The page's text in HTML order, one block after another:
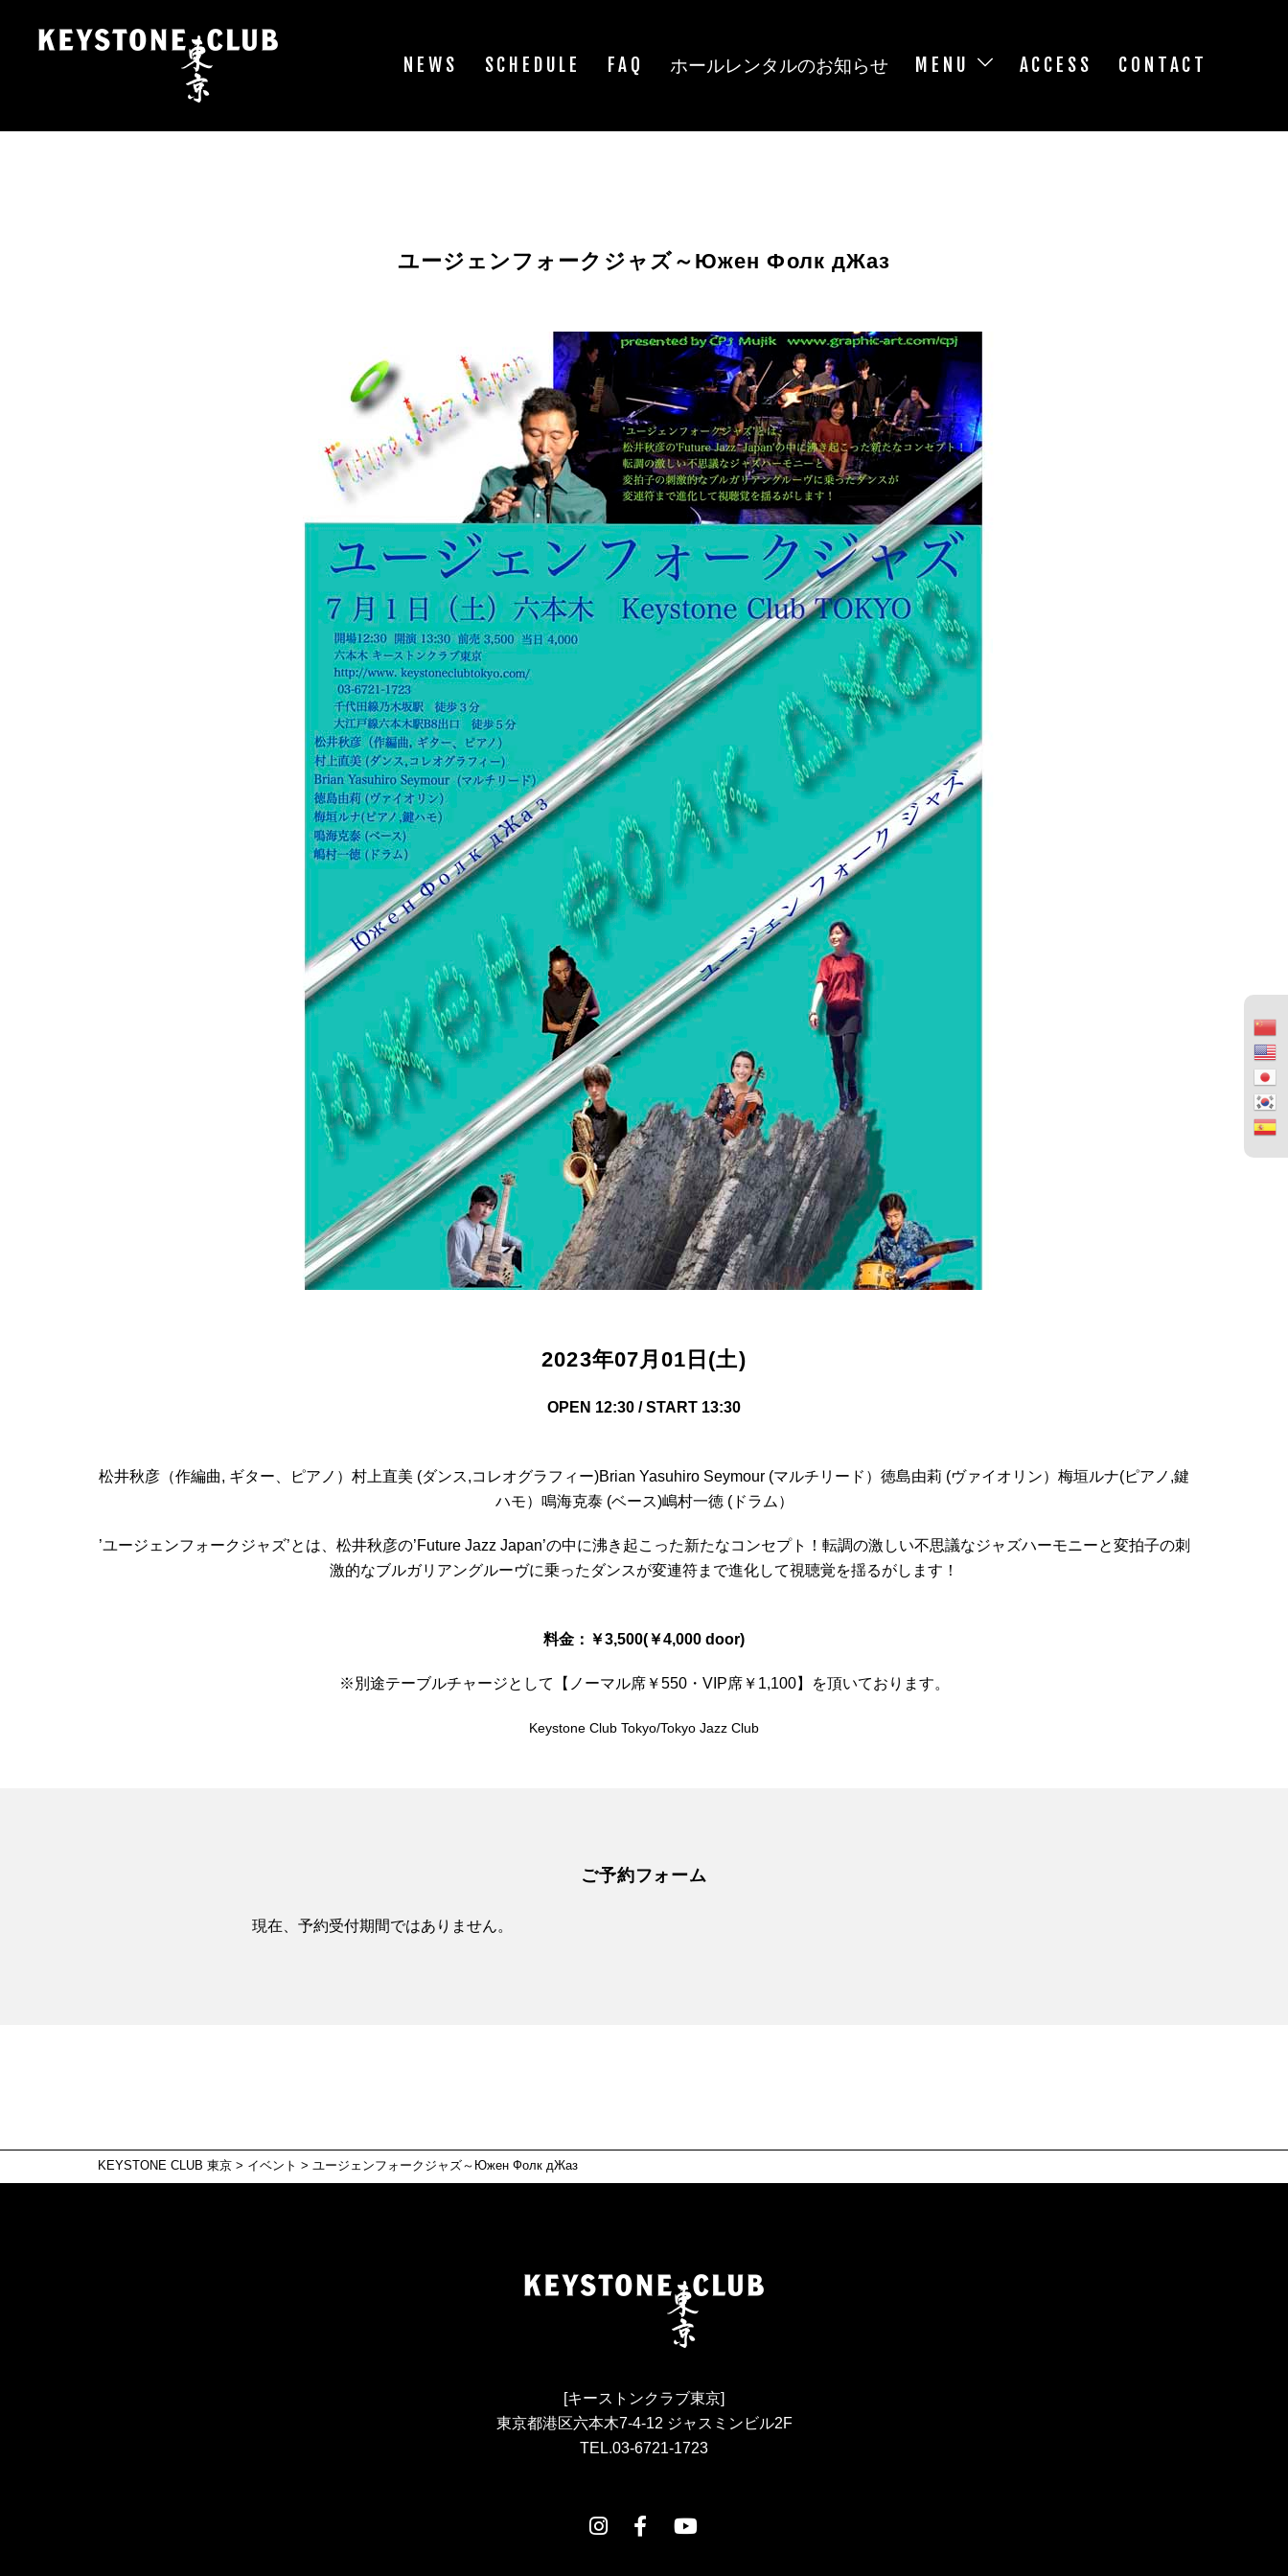
へ
NEWS SCHEDULE FAQ ホールレンタルのお知らせ MENU ACCESS CONTACT
ユージェンフォークジャズ～Южен Фолк дЖаз
2023年07月01日(土)
OPEN 12:30 / START 13:30
松井秋彦（作編曲, ギター、ピアノ）村上直美 (ダンス,コレオグラフィー)Brian Yasuhiro Seymour (マルチリード）徳島由莉 (ヴァイオリン）梅垣ルナ(ピアノ,鍵
ハモ）鳴海克泰 (ベース)嶋村一徳 (ドラム）
’ユージェンフォークジャズ’とは、松井秋彦の’Future Jazz Japan’の中に沸き起こった新たなコンセプト！転調の激しい不思議なジャズハーモニーと変拍子の刺
激的なブルガリアングルーヴに乗ったダンスが変連符まで進化して視聴覚を揺るがします！
料金：￥3,500(￥4,000 door)
※別途テーブルチャージとして【ノーマル席￥550・VIP席￥1,100】を頂いております。
Keystone Club Tokyo/Tokyo Jazz Club
ご予約フォーム
現在、予約受付期間ではありません。
KEYSTONE CLUB 東京 > イベント > ユージェンフォークジャズ～Южен Фолк дЖаз
[キーストンクラブ東京]
東京都港区六本木7-4-12 ジャスミンビル2F
TEL.03-6721-1723